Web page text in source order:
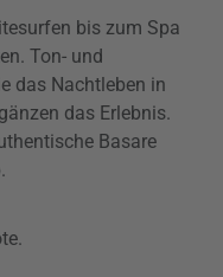
bis zum Spa
Ton- und
das Nachtleben in
das Erlebnis.
Basare